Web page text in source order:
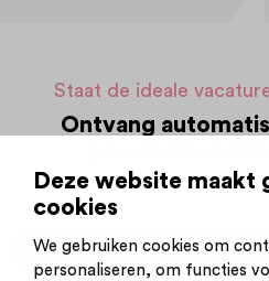
Deze website maakt
cookies
We gebruiken cookies om
personaliseren, om functies
Staat de ideale
Ontvang
Op basis van jouw
Ontvang